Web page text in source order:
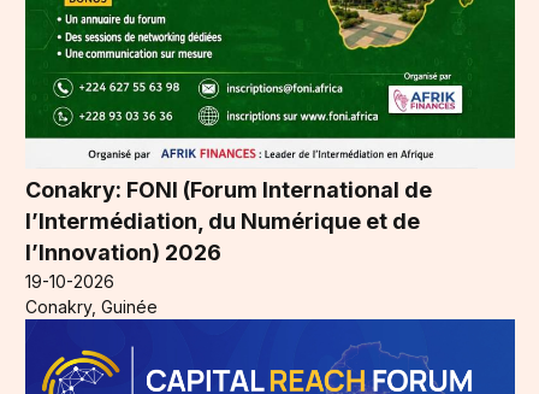
Conakry: FONI (Forum International de
l’Intermédiation, du Numérique et de
l’Innovation) 2026
19-10-2026
Conakry, Guinée